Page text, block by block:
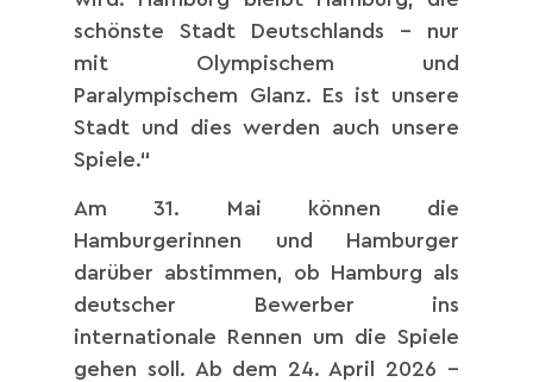
schönste Stadt Deutschlands – nur
mit Olympischem und
Paralympischem Glanz. Es ist unsere
Stadt und dies werden auch unsere
Spiele.“
Am 31. Mai können die
Hamburgerinnen und Hamburger
darüber abstimmen, ob Hamburg als
deutscher Bewerber ins
internationale Rennen um die Spiele
gehen soll. Ab dem 24. April 2026 –